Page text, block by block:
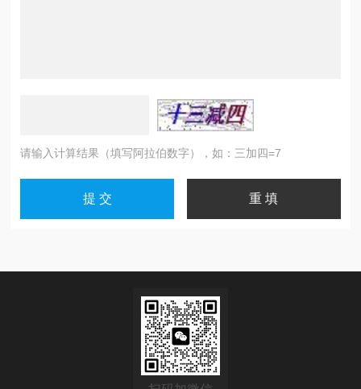
请输入计算结果（填写阿拉伯数字），如：三加四=7